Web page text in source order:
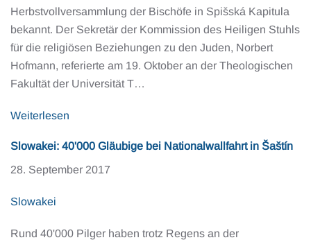
Herbstvollversammlung der Bischöfe in Spišská Kapitula
bekannt. Der Sekretär der Kommission des Heiligen Stuhls
für die religiösen Beziehungen zu den Juden, Norbert
Hofmann, referierte am 19. Oktober an der Theologischen
Fakultät der Universität T…
Weiterlesen
Slowakei: 40'000 Gläubige bei Nationalwallfahrt in Šaštín
28. September 2017
Slowakei
Rund 40'000 Pilger haben trotz Regens an der